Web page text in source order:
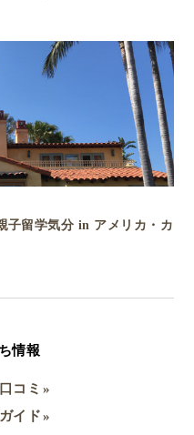
子留学気分 in アメリカ・カ
情報
コミ
イド